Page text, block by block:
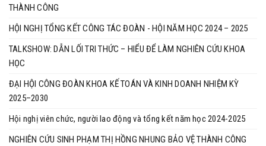
THÀNH CÔNG
HỘI NGHỊ TỔNG KẾT CÔNG TÁC ĐOÀN - HỘI NĂM HỌC 2024 – 2025
TALKSHOW: DẪN LỐI TRI THỨC – HIỂU ĐỂ LÀM NGHIÊN CỨU KHOA
HỌC
ĐẠI HỘI CÔNG ĐOÀN KHOA KẾ TOÁN VÀ KINH DOANH NHIỆM KỲ
2025–2030
Hội nghị viên chức, người lao động và tổng kết năm học 2024-2025
NGHIÊN CỨU SINH PHẠM THỊ HỒNG NHUNG BẢO VỆ THÀNH CÔNG